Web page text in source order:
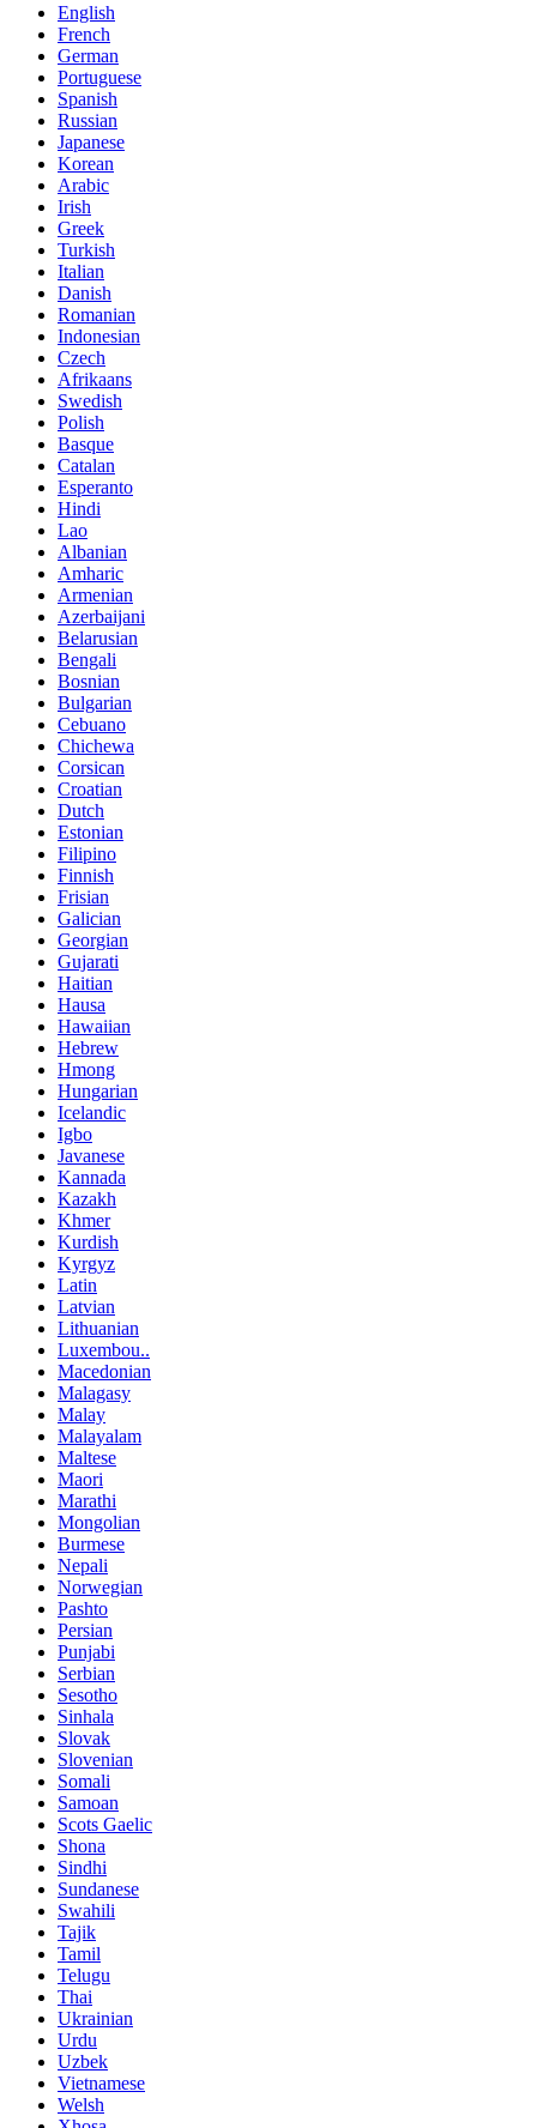
English
French
German
Portuguese
Spanish
Russian
Japanese
Korean
Arabic
Irish
Greek
Turkish
Italian
Danish
Romanian
Indonesian
Czech
Afrikaans
Swedish
Polish
Basque
Catalan
Esperanto
Hindi
Lao
Albanian
Amharic
Armenian
Azerbaijani
Belarusian
Bengali
Bosnian
Bulgarian
Cebuano
Chichewa
Corsican
Croatian
Dutch
Estonian
Filipino
Finnish
Frisian
Galician
Georgian
Gujarati
Haitian
Hausa
Hawaiian
Hebrew
Hmong
Hungarian
Icelandic
Igbo
Javanese
Kannada
Kazakh
Khmer
Kurdish
Kyrgyz
Latin
Latvian
Lithuanian
Luxembou..
Macedonian
Malagasy
Malay
Malayalam
Maltese
Maori
Marathi
Mongolian
Burmese
Nepali
Norwegian
Pashto
Persian
Punjabi
Serbian
Sesotho
Sinhala
Slovak
Slovenian
Somali
Samoan
Scots Gaelic
Shona
Sindhi
Sundanese
Swahili
Tajik
Tamil
Telugu
Thai
Ukrainian
Urdu
Uzbek
Vietnamese
Welsh